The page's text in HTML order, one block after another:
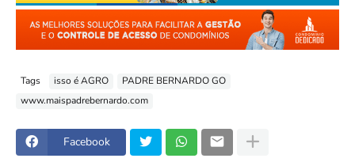
Tags isso é AGRO
PADRE BERNARDO GO
www.maispadrebernardo.com
Facebook